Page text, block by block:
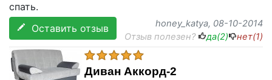
спать.
Оставить отзыв
honey_katya, 08-10-2014
Отзыв полезен?
да(2) нет(1)
Диван Аккорд-2